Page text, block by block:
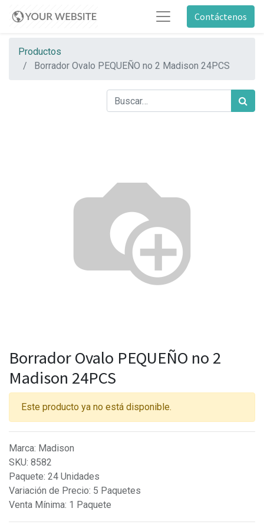
Contáctenos
Productos
Borrador Ovalo PEQUEÑO no 2 Madison 24PCS
Borrador Ovalo PEQUEÑO no 2
Madison 24PCS
Este producto ya no está disponible.
Marca: Madison
SKU: 8582
Paquete: 24 Unidades
Variación de Precio: 5 Paquetes
Venta Mínima: 1 Paquete